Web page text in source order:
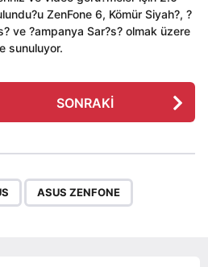
ZenFone 6, Kömür Siyah?, ?
ve ?ampanya Sar?s? olmak üzere
sunuluyor.
SONRAKI
ASUS ZENFONE